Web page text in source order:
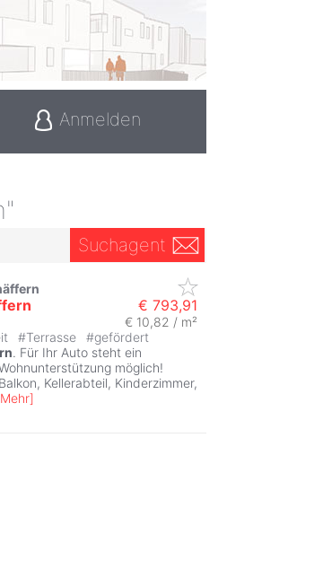
Anmelden
Suchagent
€ 793,91
€ 10,82 / m²
#Terrasse #gefördert
. Für Ihr Auto steht ein
möglich!
Kellerabteil, Kinderzimmer,
Mehr]